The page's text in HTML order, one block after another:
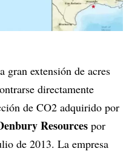
gran extensión de acres
directamente
de CO2 adquirido por
Resources por
de 2013. La empresa